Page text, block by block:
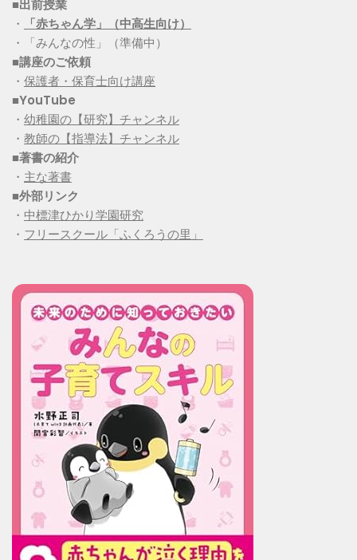
■出前授業
・
「赤ちゃん学」（中高生向け）
・「みんなの性」（準備中）
■講座のご依頼
・ 保護者・保育士向け講座
■YouTube
・ 幼稚園の【研究】チャンネル
・ 教師の【指導法】チャンネル
■著書の紹介
・ 主な著書
■外部リンク
・ 中標津ひかり学園研究
・ フリースクール「ふくろうの里」